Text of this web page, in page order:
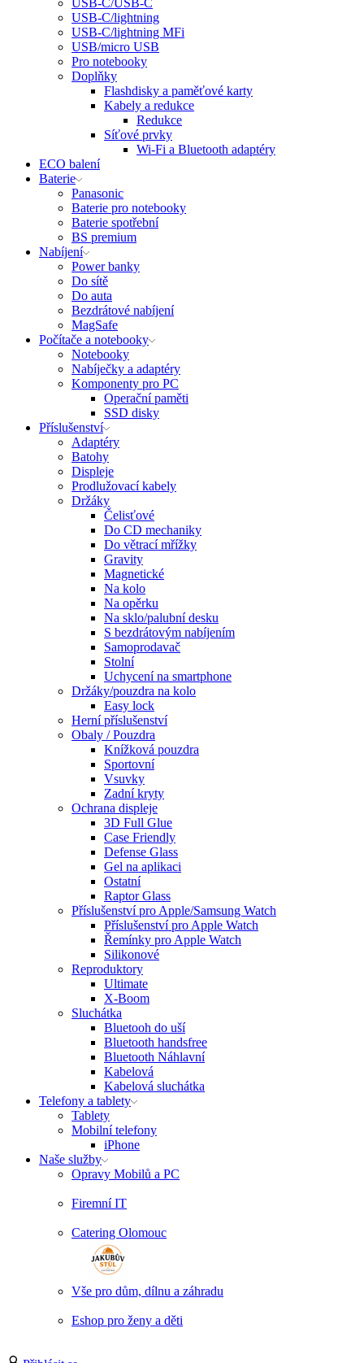
USB-C/lightning
USB-C/lightning MFi
USB/micro USB
Pro notebooky
Doplňky
Flashdisky a paměťové karty
Kabely a redukce
Redukce
Síťové prvky
Wi-Fi a Bluetooth adaptéry
ECO balení
Baterie
Panasonic
Baterie pro notebooky
Baterie spotřební
BS premium
Nabíjení
Power banky
Do sítě
Do auta
Bezdrátové nabíjení
MagSafe
Počítače a notebooky
Notebooky
Nabíječky a adaptéry
Komponenty pro PC
Operační paměti
SSD disky
Příslušenství
Adaptéry
Batohy
Displeje
Prodlužovací kabely
Držáky
Čelisťové
Do CD mechaniky
Do větrací mřížky
Gravity
Magnetické
Na kolo
Na opěrku
Na sklo/palubní desku
S bezdrátovým nabíjením
Samoprodavač
Stolní
Uchycení na smartphone
Držáky/pouzdra na kolo
Easy lock
Herní příslušenství
Obaly / Pouzdra
Knížková pouzdra
Sportovní
Vsuvky
Zadní kryty
Ochrana displeje
3D Full Glue
Case Friendly
Defense Glass
Gel na aplikaci
Ostatní
Raptor Glass
Příslušenství pro Apple/Samsung Watch
Příslušenství pro Apple Watch
Řemínky pro Apple Watch
Silikonové
Reproduktory
Ultimate
X-Boom
Sluchátka
Bluetooh do uší
Bluetooth handsfree
Bluetooth Náhlavní
Kabelová
Kabelová sluchátka
Telefony a tablety
Tablety
Mobilní telefony
iPhone
Naše služby
Opravy Mobilů a PC
Firemní IT
Catering Olomouc
Vše pro dům, dílnu a záhradu
Eshop pro ženy a děti